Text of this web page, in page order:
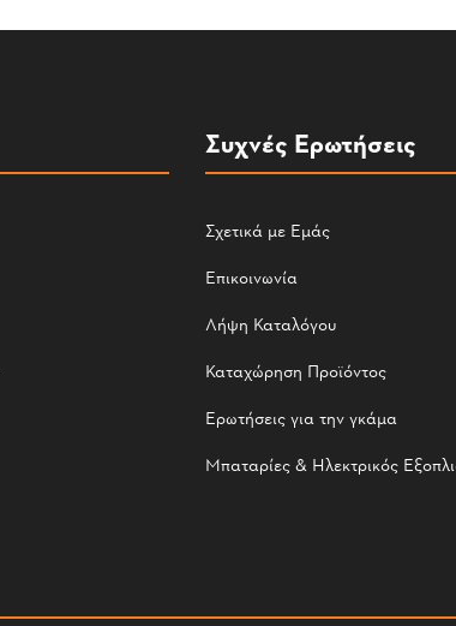
Συχνές Ερωτήσεις
Σχετικά με Εμάς
Επικοινωνία
Λήψη Καταλόγου
Καταχώρηση Προϊόντος
Ερωτήσεις για την γκάμα
Μπαταρίες & Ηλεκτρικός